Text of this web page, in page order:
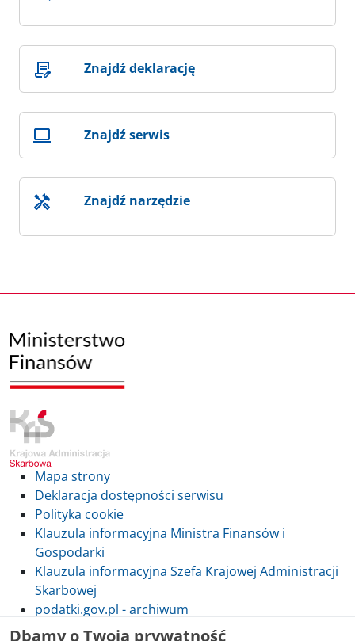
Znajdź deklarację
Znajdź serwis
Znajdź narzędzie
Mapa strony
Deklaracja dostępności serwisu
Polityka cookie
Klauzula informacyjna Ministra Finansów i
Gospodarki
Klauzula informacyjna Szefa Krajowej Administracji
Skarbowej
podatki.gov.pl - archiwum
Dbamy o Twoją prywatność